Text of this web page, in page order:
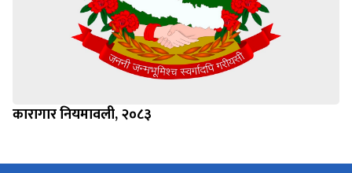
कारागार नियमावली, २०८३